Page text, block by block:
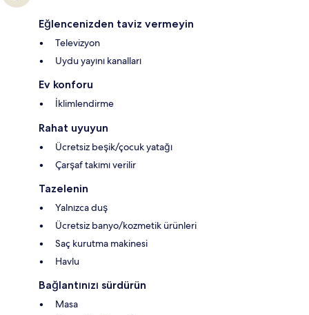
Eğlencenizden taviz vermeyin
Televizyon
Uydu yayını kanalları
Ev konforu
İklimlendirme
Rahat uyuyun
Ücretsiz beşik/çocuk yatağı
Çarşaf takımı verilir
Tazelenin
Yalnızca duş
Ücretsiz banyo/kozmetik ürünleri
Saç kurutma makinesi
Havlu
Bağlantınızı sürdürün
Masa